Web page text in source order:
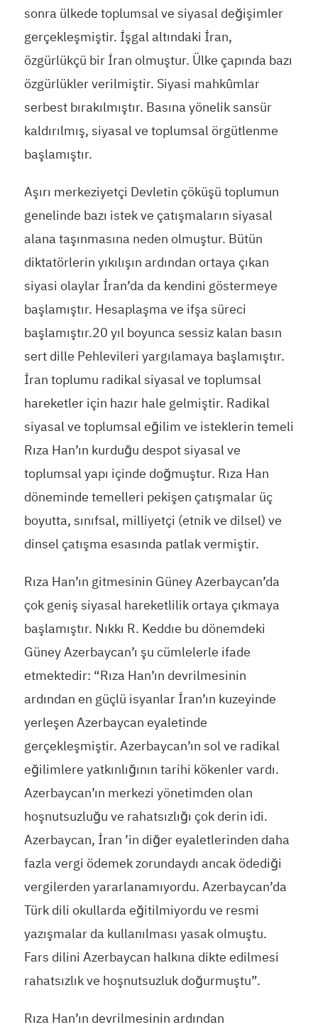
sonra ülkede toplumsal ve siyasal değişimler
gerçekleşmiştir. İşgal altındaki İran,
özgürlükçü bir İran olmuştur. Ülke çapında bazı
özgürlükler verilmiştir. Siyasi mahkûmlar
serbest bırakılmıştır. Basına yönelik sansür
kaldırılmış, siyasal ve toplumsal örgütlenme
başlamıştır.
Aşırı merkeziyetçi Devletin çöküşü toplumun
genelinde bazı istek ve çatışmaların siyasal
alana taşınmasına neden olmuştur. Bütün
diktatörlerin yıkılışın ardından ortaya çıkan
siyasi olaylar İran’da da kendini göstermeye
başlamıştır. Hesaplaşma ve ifşa süreci
başlamıştır.20 yıl boyunca sessiz kalan basın
sert dille Pehlevileri yargılamaya başlamıştır.
İran toplumu radikal siyasal ve toplumsal
hareketler için hazır hale gelmiştir. Radikal
siyasal ve toplumsal eğilim ve isteklerin temeli
Rıza Han’ın kurduğu despot siyasal ve
toplumsal yapı içinde doğmuştur. Rıza Han
döneminde temelleri pekişen çatışmalar üç
boyutta, sınıfsal, milliyetçi (etnik ve dilsel) ve
dinsel çatışma esasında patlak vermiştir.
Rıza Han’ın gitmesinin Güney Azerbaycan’da
çok geniş siyasal hareketlilik ortaya çıkmaya
başlamıştır. Nıkkı R. Keddıe bu dönemdeki
Güney Azerbaycan’ı şu cümlelerle ifade
etmektedir: “Rıza Han’ın devrilmesinin
ardından en güçlü isyanlar İran’ın kuzeyinde
yerleşen Azerbaycan eyaletinde
gerçekleşmiştir. Azerbaycan’ın sol ve radikal
eğilimlere yatkınlığının tarihi kökenler vardı.
Azerbaycan’ın merkezi yönetimden olan
hoşnutsuzluğu ve rahatsızlığı çok derin idi.
Azerbaycan, İran ’in diğer eyaletlerinden daha
fazla vergi ödemek zorundaydı ancak ödediği
vergilerden yararlanamıyordu. Azerbaycan’da
Türk dili okullarda eğitilmiyordu ve resmi
yazışmalar da kullanılması yasak olmuştu.
Fars dilini Azerbaycan halkına dikte edilmesi
rahatsızlık ve hoşnutsuzluk doğurmuştu”.
Rıza Han’ın devrilmesinin ardından